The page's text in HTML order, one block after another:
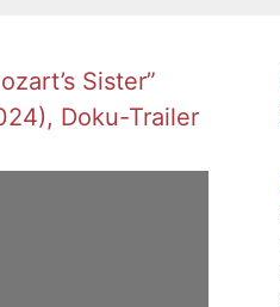
Sister”
Doku-Trailer